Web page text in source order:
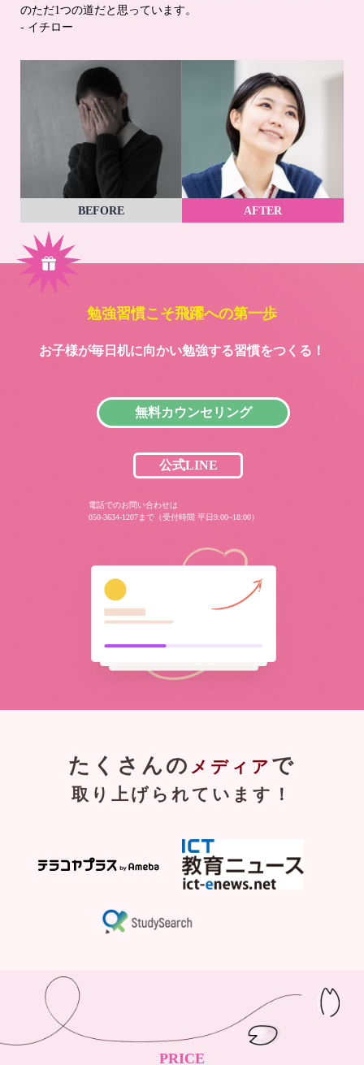
のただ1つの道だと思っています。
- イチロー
BEFORE AFTER
勉強習慣こそ飛躍への第一歩
お子様が毎日机に向かい勉強する習慣をつくる！
無料カウンセリング
公式LINE
電話でのお問い合わせは
050-3634-1207まで（受付時間 平日9:00~18:00）
たくさんの メディア で
取り上げられています！
PRICE